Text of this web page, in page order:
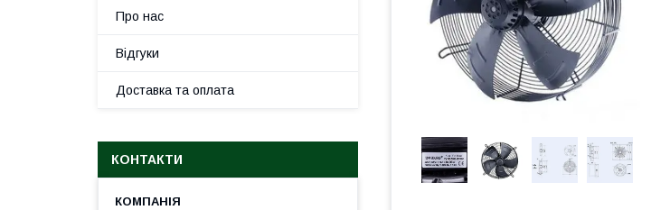
Про нас
Відгуки
Доставка та оплата
КОНТАКТИ